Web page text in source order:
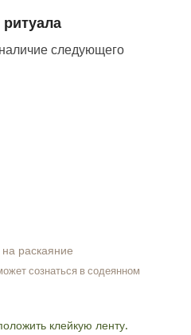
следующего
сознаться в содеянном
клейкую ленту.